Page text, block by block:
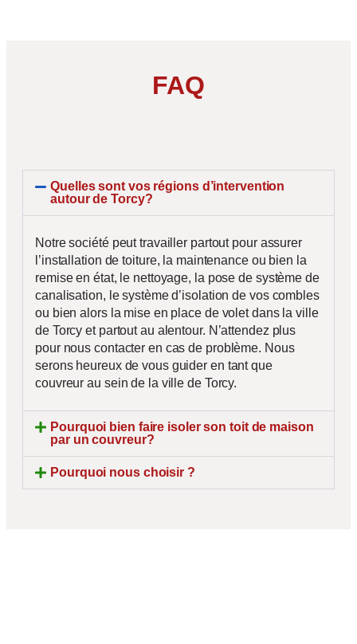
FAQ
Quelles sont vos régions d’intervention
autour de Torcy?
Notre société peut travailler partout pour assurer
l’installation de toiture, la maintenance ou bien la
remise en état, le nettoyage, la pose de système de
canalisation, le système d’isolation de vos combles
ou bien alors la mise en place de volet dans la ville
de Torcy et partout au alentour. N’attendez plus
pour nous contacter en cas de problème. Nous
serons heureux de vous guider en tant que
couvreur au sein de la ville de Torcy.
Pourquoi bien faire isoler son toit de maison
par un couvreur?
Pourquoi nous choisir ?